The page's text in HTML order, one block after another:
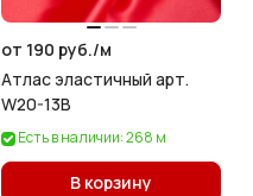
от 190 руб./м
Атлас эластичный арт.
W20-13B
Есть в наличии: 268 м
В корзину